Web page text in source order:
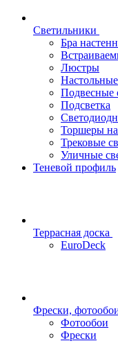
Светильники
Бра
Люстры
Подвесные
Подсветка
Торшеры
Трековые
Уличные
Теневой профиль
Террасная доска
EuroDeck
Фрески,
Фотообои
Фрески